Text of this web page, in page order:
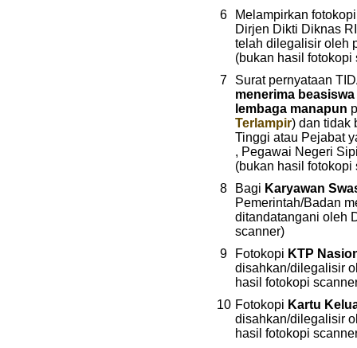
6
Melampirkan
Dirjen Dikti Diknas
telah dilegalisir oleh
(bukan hasil fotokopi
7
Surat pernyataan
menerima beasiswa
lembaga manapun
Terlampir) dan tidak
Tinggi atau Pejabat
, Pegawai Negeri
(bukan hasil fotokopi
8
Bagi Karyawan
Pemerintah/Badan
ditandatangani oleh
scanner)
9
Fotokopi KTP
disahkan/dilegalisir
hasil fotokopi
10 Fotokopi Kartu
disahkan/dilegalisir
hasil fotokopi